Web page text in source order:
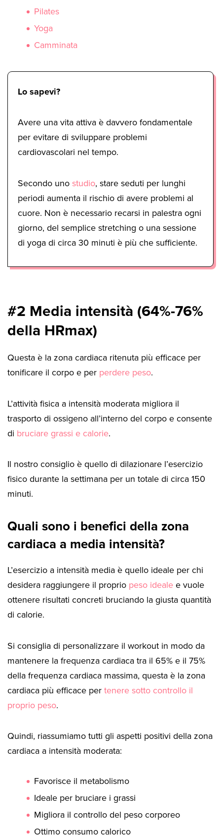
Pilates
Yoga
Camminata
Lo sapevi?
Avere una vita attiva è davvero fondamentale
per evitare di sviluppare problemi
cardiovascolari nel tempo.
Secondo unostudio, stare seduti per lunghi
periodi aumenta il rischio di avere problemi al
cuore. Non è necessario recarsi in palestra ogni
giorno, del semplice stretching o una sessione
di yoga di circa 30 minuti è più che sufficiente.
#2 Media intensità (64%-76%
della HRmax)
Questa è la zona cardiaca ritenuta più efficace per
tonificare il corpo e per perdere peso.
L’attività fisica a intensità moderata migliora il
trasporto di ossigeno all’interno del corpo e consente
di bruciare grassi e calorie.
Il nostro consiglio è quello di dilazionare l’esercizio
fisico durante la settimana per un totale di circa 150
minuti.
Quali sono i benefici della zona
cardiaca a media intensità?
L’esercizio a intensità media è quello ideale per chi
desidera raggiungere il proprio peso idealee vuole
ottenere risultati concreti bruciando la giusta quantità
di calorie.
Si consiglia di personalizzare il workout in modo da
mantenere la frequenza cardiaca tra il 65% e il 75%
della frequenza cardiaca massima, questa è la zona
cardiaca più efficace pertenere sotto controllo il
proprio peso.
Quindi, riassumiamo tutti gli aspetti positivi della zona
cardiaca a intensità moderata:
Favorisce il metabolismo
Ideale per bruciare i grassi
Migliora il controllo del peso corporeo
Ottimo consumo calorico